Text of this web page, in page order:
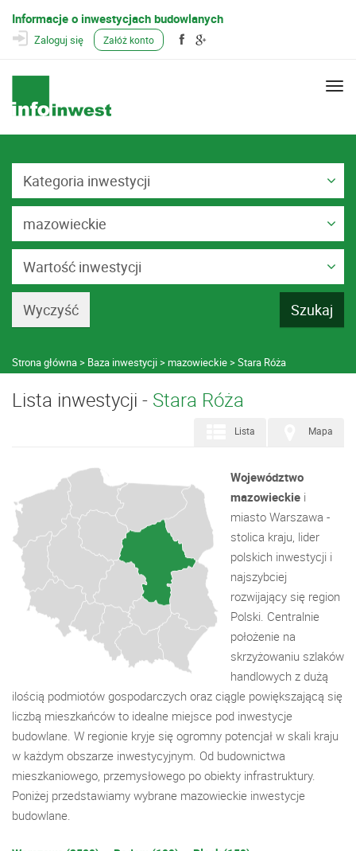
Informacje o inwestycjach budowlanych
Zaloguj się Załóż konto
Kategoria inwestycji
mazowieckie
Wartość inwestycji
Strona główna Baza inwestycji mazowieckie Stara Róża
Lista inwestycji - Stara Róża
Mapa
Lista
Województwo
mazowieckie i
miasto Warszawa -
stolica kraju, lider
polskich inwestycji i
najszybciej
rozwijający się region
Polski. Centralnie
położenie na
skrzyżowaniu szlaków
handlowych z dużą
ilością podmiotów gospodarczych oraz ciągle powiększającą się
liczbą mieszkańców to idealne miejsce pod inwestycje
budowlane. W regionie kryje się ogromny potencjał w skali kraju
w każdym obszarze inwestycyjnym. Od budownictwa
mieszkaniowego, przemysłowego po obiekty infrastruktury.
Poniżej przedstawiamy wybrane mazowieckie inwestycje
budowlane.